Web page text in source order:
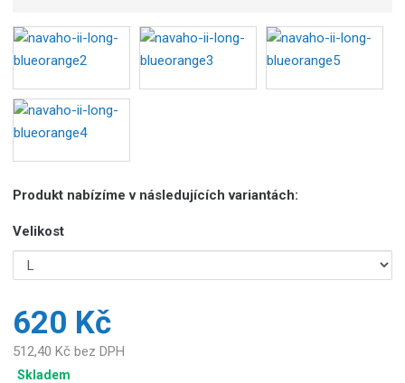
Produkt nabízíme v následujících variantách:
Velikost
620 Kč
512,40 Kč bez DPH
Skladem